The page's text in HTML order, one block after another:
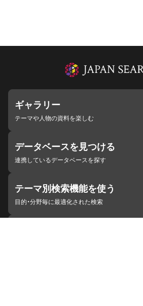
ギャラリー
テーマや人物の資料を楽しむ
データベースを見つける
連携しているデータベースを探す
テーマ別検索機能を使う
目的・分野毎に最適化された検索